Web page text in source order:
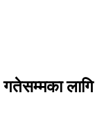
लागि